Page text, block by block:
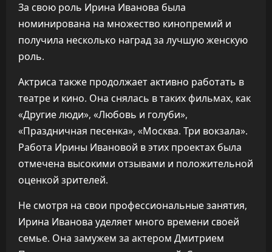
За свою роль Ирина Иванова была
номинирована на множество кинопремий и
получила несколько наград за лучшую женскую
роль.
Актриса также продолжает активно работать в
театре и кино. Она снялась в таких фильмах, как
«Другие люди», «Любовь и голуби»,
«Праздничная песенка», «Москва. Три вокзала».
Работа Ирины Ивановой в этих проектах была
отмечена высокими отзывами и положительной
оценкой зрителей.
Не смотря на свои профессиональные занятия,
Ирина Иванова уделяет много времени своей
семье. Она замужем за актером Дмитрием